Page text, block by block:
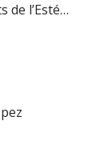
Les Adrets de l’Estérel